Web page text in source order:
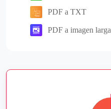
PDF a TXT
PDF a imagen larga